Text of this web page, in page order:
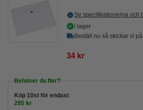
Se specifikationerna och
i lager
Beställ nu så skickar vi
34 kr
Behöver du fler?
Köp 10st för endast
295 kr